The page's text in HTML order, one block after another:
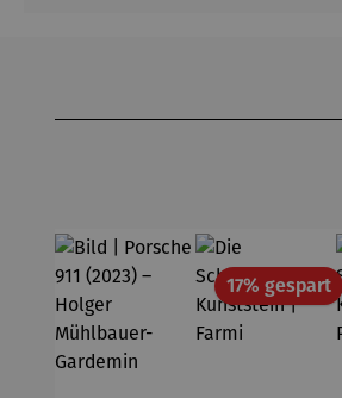
17% gespart